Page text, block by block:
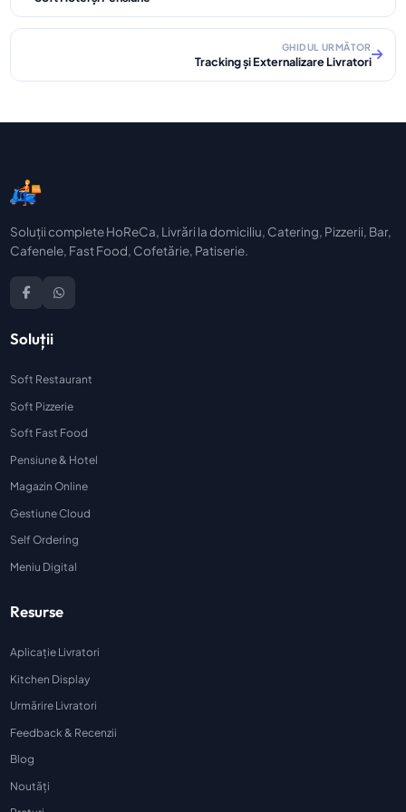
GHIDUL URMĂTOR
Tracking și Externalizare Livratori
Soluții complete HoReCa, Livrări la domiciliu, Catering, Pizzerii, Bar,
Cafenele, Fast Food, Cofetărie, Patiserie.
Soluții
Soft Restaurant
Soft Pizzerie
Soft Fast Food
Pensiune & Hotel
Magazin Online
Gestiune Cloud
Self Ordering
Meniu Digital
Resurse
Aplicație Livratori
Kitchen Display
Urmărire Livratori
Feedback & Recenzii
Blog
Noutăți